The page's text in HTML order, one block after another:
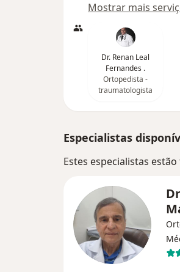
Mostrar mais
Dr. Renan Leal
Fernandes .
Ortopedista -
traumatologista
Especialistas
Estes especialistas